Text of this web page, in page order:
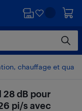
chauffage et
28 dB pour
pi/s avec